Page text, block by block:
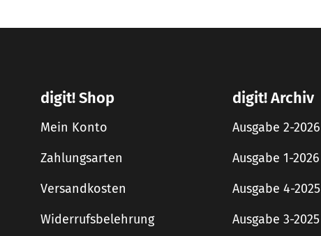
digit! Shop
Mein Konto
Zahlungsarten
Versandkosten
Widerrufsbelehrung
digit! Archiv
Ausgabe 2-2026
Ausgabe 1-2026
Ausgabe 4-2025
Ausgabe 3-2025